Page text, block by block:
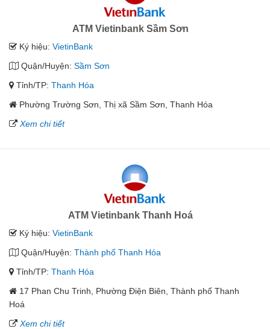
ATM Vietinbank Sầm Sơn
Ký hiệu: VietinBank
Quận/Huyện: Sầm Sơn
Tỉnh/TP: Thanh Hóa
Phường Trường Sơn, Thị xã Sầm Sơn, Thanh Hóa
Xem chi tiết
ATM Vietinbank Thanh Hoá
Ký hiệu: VietinBank
Quận/Huyện: Thành phố Thanh Hóa
Tỉnh/TP: Thanh Hóa
17 Phan Chu Trinh, Phường Điện Biên, Thành phố Thanh
Hoá
Xem chi tiết